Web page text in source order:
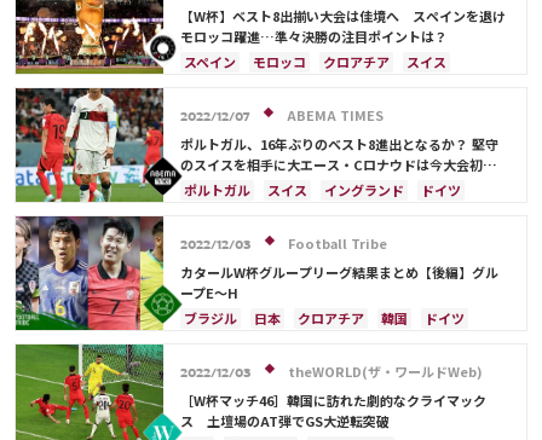
C・ロナウド
キリアン・ムバッペ サディオ・マネ
【W杯】ベスト8出揃い大会は佳境へ スペインを退け
モロッコ躍進…準々決勝の注目ポイントは？
スペイン
モロッコ クロアチア
スイス
リオネル・メッシ
キリアン・ムバッペ
カタール
フランス ベルギー
イングランド
ポーランド
カナダ メキシコ セネガル
韓国
日本
サウジアラビア オランダ
ポルトガル
イラン
ドイツ デンマーク
セルビア
エクアドル
ウルグアイ ガーナ
ウェールズ
C・ロナウド
アクラフ・ハキミ
カゼミーロ
ポール・ポグバ
ラファエル・バラン
2022/12/07
ABEMA TIMES
ポルトガル、16年ぶりのベスト8進出となるか？ 堅守
のスイスを相手に大エース・Cロナウドは今大会初のベ
ンチスタート
ポルトガル スイス イングランド
ドイツ
ブラジル
ウルグアイ ガーナ
韓国
アメリカ 日本
C・ロナウド
ベルナルド・シウバ
2022/12/03
Football Tribe
カタールW杯グループリーグ結果まとめ【後編】グル
ープE～H
ブラジル
日本 クロアチア 韓国
ドイツ
カメルーン
モロッコ カタール
ベルギー
ウルグアイ
カナダ ガーナ
コスタリカ
ソン・フンミン
日本代表
C・ロナウド
2022/12/03
theWORLD(ザ・ワールドWeb)
［W杯マッチ46］韓国に訪れた劇的なクライマック
ス 土壇場のAT弾でGS大逆転突破